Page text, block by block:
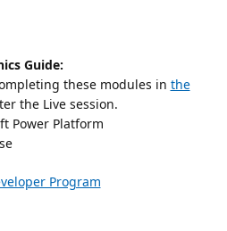
Guide:
these modules in the
the Live session.
Power Platform
Program